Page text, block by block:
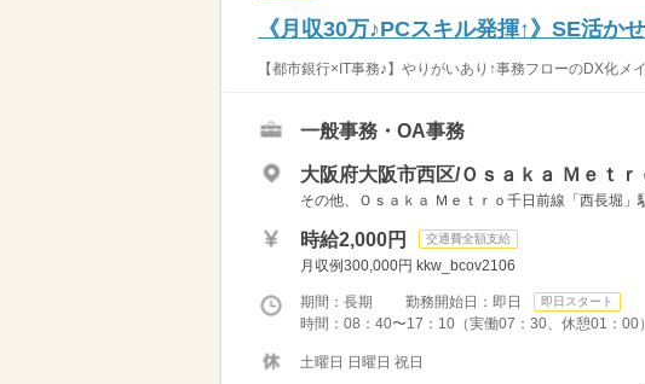
《月収30万♪PCスキル発揮↑》SE活
【都市銀行×IT事務♪】やりがいあり↑事務フローのDX化
一般事務・OA事務
大阪府大阪市西区/Ｏｓａｋａ Ｍｅｔｒ
その他、Ｏｓａｋａ Ｍｅｔｒｏ千日前線「西長堀」
時給2,000円 交通費全額支給
月収例300,000円 kkw_bcov2106
期間：長期 勤務開始日：即日 即日スタート
時間：08：40〜17：10（実働07：30、休憩01：
土曜日 日曜日 祝日